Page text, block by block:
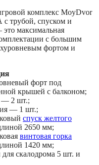
комплекс MoyDvor
спуском и
максимальная
с большим
фортом и
форт под
крышей с балконом;
— 2 шт.;
— 1 шт.;
спуск желтого
2650 мм;
винтовая горка
1420 мм;
для скалодрома 5 шт. и